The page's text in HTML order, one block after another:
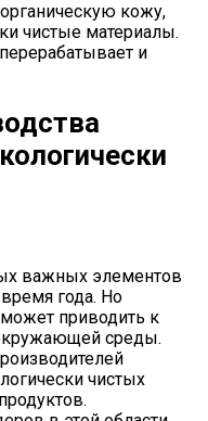
кожу,
чистые материалы.
и
важных элементов
года. Но
приводить к
среды.
чистых